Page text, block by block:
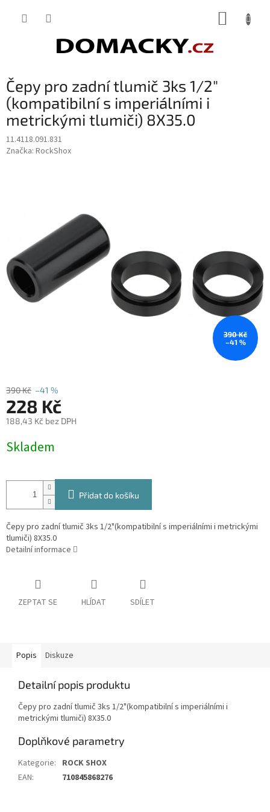
Čepy pro zadní tlumič 3ks 1/2"
(kompatibilní s imperiálními i
metrickými tlumiči) 8X35.0
11.4118.091.831
Značka: RockShox
390 Kč
–41 %
390 Kč –41 %
228 Kč
188,43 Kč bez DPH
cena:
Skladem
Přidat do košíku
Čepy pro zadní tlumič 3ks 1/2"(kompatibilní s imperiálními i metrickými
tlumiči) 8X35.0
Detailní informace
ZEPTAT SE HLÍDAT SDÍLET
Popis Diskuze
Detailní popis produktu
Čepy pro zadní tlumič 3ks 1/2"(kompatibilní s imperiálními i
metrickými tlumiči) 8X35.0
Doplňkové parametry
Kategorie: ROCK SHOX
EAN: 710845868276